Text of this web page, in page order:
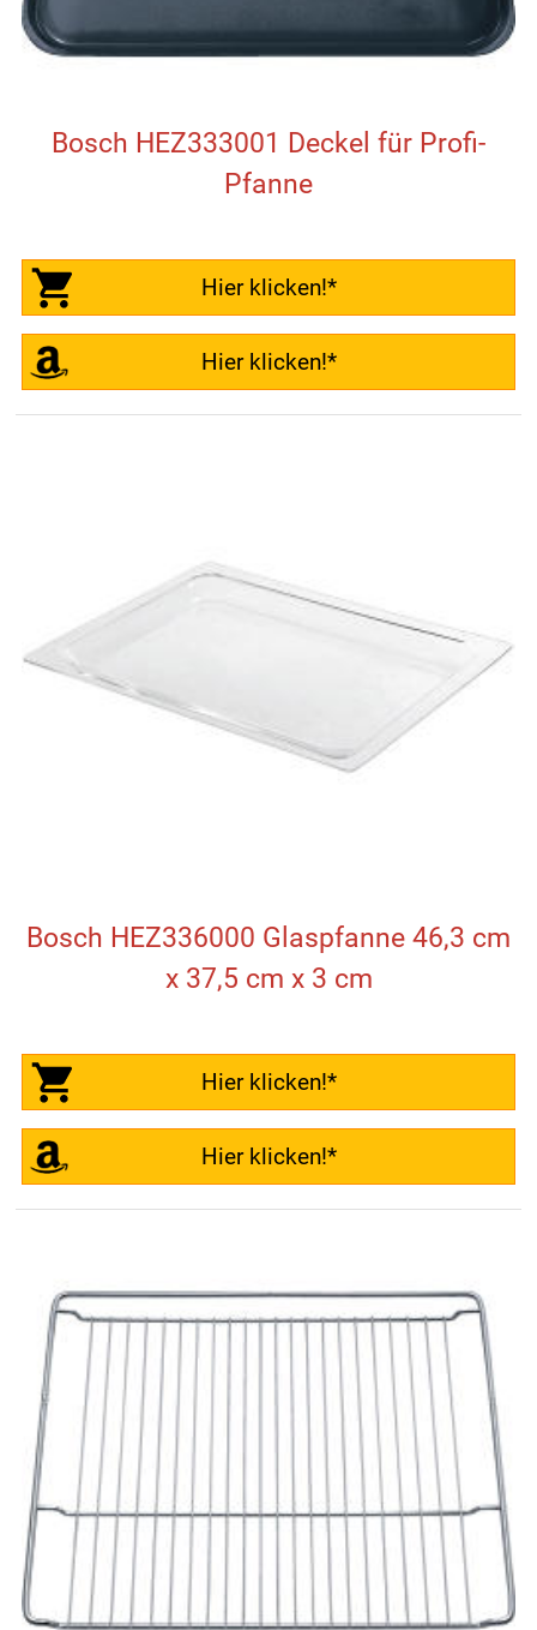
Bosch HEZ333001 Deckel für Profi-
Pfanne
Hier klicken!*
Hier klicken!*
Bosch HEZ336000 Glaspfanne 46,3 cm
x 37,5 cm x 3 cm
Hier klicken!*
Hier klicken!*